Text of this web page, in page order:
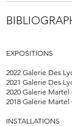
EXPOSITIONS
2022 Galerie Des
2021 Galerie Des
2020 Galerie Martel
2018 Galerie Martel
INSTALLATIONS